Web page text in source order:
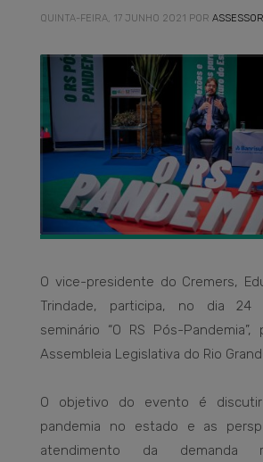
QUINTA-FEIRA, 17 JUNHO 2021 POR
O vice-presidente do Cremers,
Trindade, participa, no dia
seminário “O RS Pós-Pandemia”,
Assembleia Legislativa do Rio
O objetivo do evento é
pandemia no estado e as
atendimento da demanda